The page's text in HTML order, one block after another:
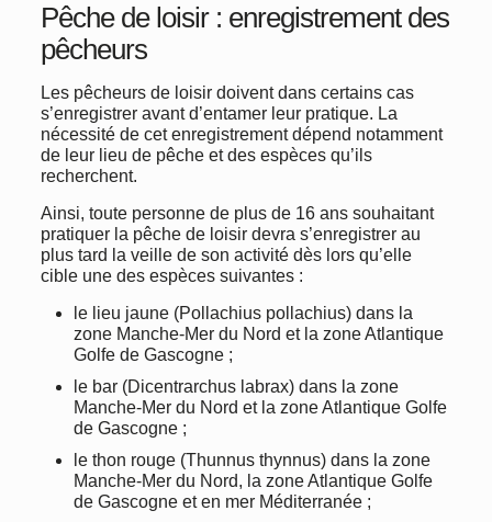
Pêche de loisir : enregistrement des
pêcheurs
Les pêcheurs de loisir doivent dans certains cas
s’enregistrer avant d’entamer leur pratique. La
nécessité de cet enregistrement dépend notamment
de leur lieu de pêche et des espèces qu’ils
recherchent.
Ainsi, toute personne de plus de 16 ans souhaitant
pratiquer la pêche de loisir devra s’enregistrer au
plus tard la veille de son activité dès lors qu’elle
cible une des espèces suivantes :
le lieu jaune (Pollachius pollachius) dans la
zone Manche-Mer du Nord et la zone Atlantique
Golfe de Gascogne ;
le bar (Dicentrarchus labrax) dans la zone
Manche-Mer du Nord et la zone Atlantique Golfe
de Gascogne ;
le thon rouge (Thunnus thynnus) dans la zone
Manche-Mer du Nord, la zone Atlantique Golfe
de Gascogne et en mer Méditerranée ;